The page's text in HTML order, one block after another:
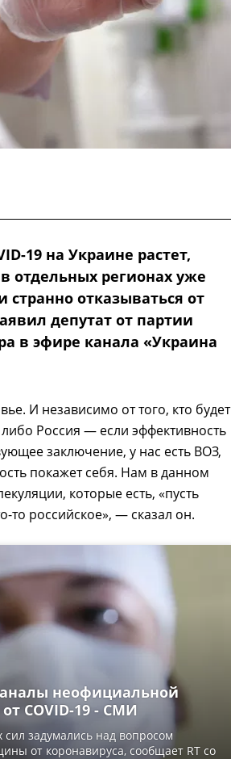
19 на Украине растет,
отдельных регионах уже
странно отказываться от
депутат от партии
в эфире канала «Украина
И независимо от того, кто будет
Россия — если эффективность
заключение, у нас есть ВОЗ,
покажет себя. Нам в данном
которые есть, «пусть
то российское», — сказал он.
неофициальной
COVID-19 - СМИ
сил задумались над вопросом
от коронавируса, сообщает RT со